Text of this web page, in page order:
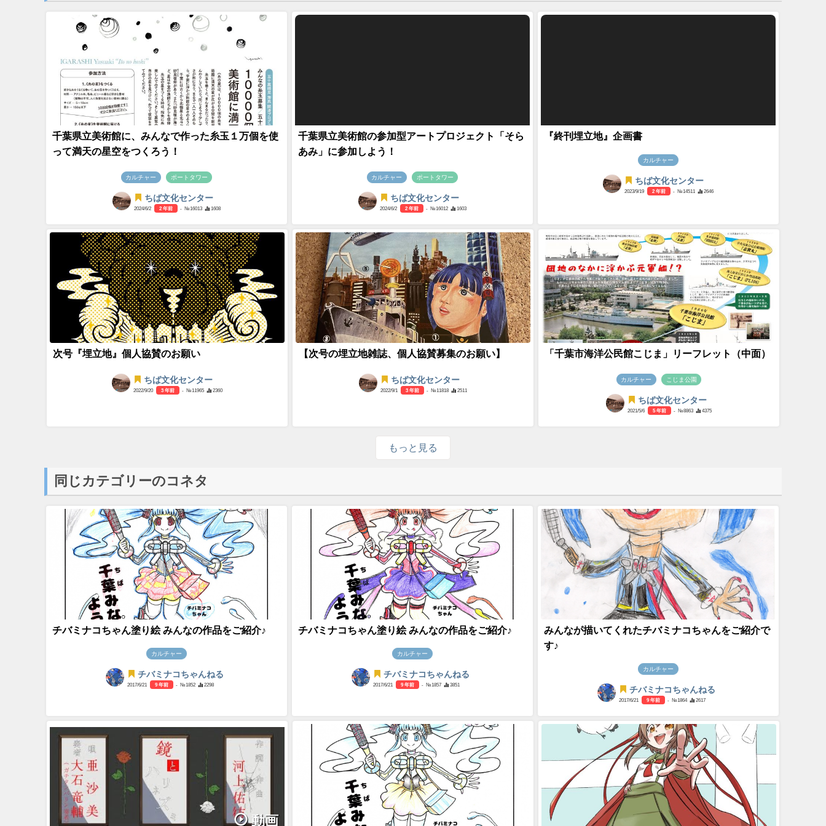
千葉県立美術館に、みんなで作った糸玉１万個を使
って満天の星空をつくろう！
カルチャー ポートタワー
ちば文化センター
2024/6/2 2 年前 - №16013 1608
千葉県立美術館の参加型アートプロジェクト「そら
あみ」に参加しよう！
カルチャー ポートタワー
ちば文化センター
2024/6/2 2 年前 - №16012 1603
『終刊埋立地』企画書
カルチャー
ちば文化センター
2023/9/19 2 年前 - №14511 2646
次号『埋立地』個人協賛のお願い
ちば文化センター
2022/9/20 3 年前 - №11965 2360
【次号の埋立地雑誌、個人協賛募集のお願い】
ちば文化センター
2022/9/1 3 年前 - №11818 2511
「千葉市海洋公民館こじま」リーフレット（中面）
カルチャー こじま公園
ちば文化センター
2021/5/6 5 年前 - №8863 4375
もっと見る
同じカテゴリーのコネタ
チバミナコちゃん塗り絵 みんなの作品をご紹介♪
カルチャー
チバミナコちゃんねる
2017/6/21 9 年前 - №1852 2298
チバミナコちゃん塗り絵 みんなの作品をご紹介♪
カルチャー
チバミナコちゃんねる
2017/6/21 9 年前 - №1857 3851
みんなが描いてくれたチバミナコちゃんをご紹介で
す♪
カルチャー
チバミナコちゃんねる
2017/6/21 9 年前 - №1864 2617
動画